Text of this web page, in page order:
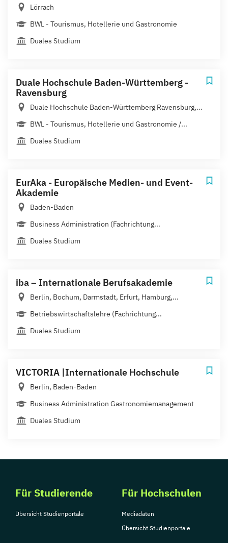
Lörrach
BWL - Tourismus, Hotellerie und Gastronomie
Duales Studium
Duale Hochschule Baden-Württemberg -
Ravensburg
Duale Hochschule Baden-Württemberg Ravensburg,...
BWL - Tourismus, Hotellerie und Gastronomie /...
Duales Studium
EurAka - Europäische Medien- und Event-
Akademie
Baden-Baden
Business Administration (Fachrichtung...
Duales Studium
iba – Internationale Berufsakademie
Berlin, Bochum, Darmstadt, Erfurt, Hamburg,...
Betriebswirtschaftslehre (Fachrichtung...
Duales Studium
VICTORIA |Internationale Hochschule
Berlin, Baden-Baden
Business Administration Gastronomiemanagement
Duales Studium
Für Studierende
Übersicht Studienportale
Für Hochschulen
Mediadaten
Übersicht Studienportale